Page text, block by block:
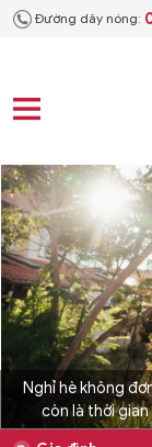
Đường dây nóng:
Nghỉ hè không
còn là thời